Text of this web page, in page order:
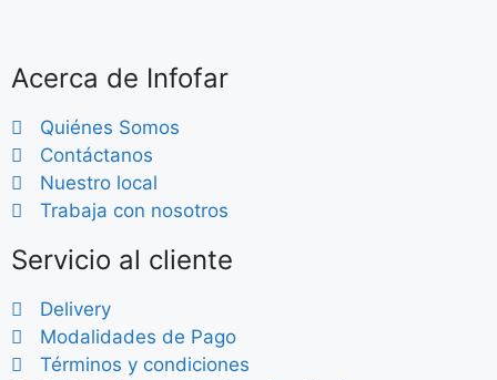
Acerca de Infofar
Quiénes Somos
Contáctanos
Nuestro local
Trabaja con nosotros
Servicio al cliente
Delivery
Modalidades de Pago
Términos y condiciones